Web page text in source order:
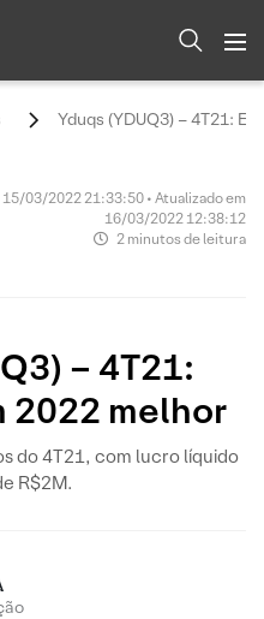
Yduqs (YDUQ3) – 4T21:
15/03/2022 21:33:50 • Atualizado em
16/03/2022 12:38:12
2 minutos de leitura
– 4T21:
2022 melhor
do 4T21, com lucro líquido
R$2M.